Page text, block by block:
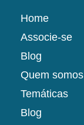
Home
Associe-se
Blog
Quem somos
Temáticas
Blog